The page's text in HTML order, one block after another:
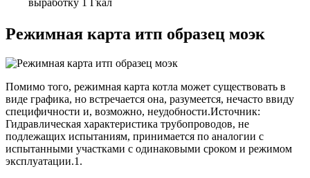
выработку 1 Гкал
Режимная карта итп образец моэк
Помимо того, режимная карта котла может существовать в
виде графика, но встречается она, разумеется, нечасто ввиду
специфичности и, возможно, неудобности.Источник:
Гидравлическая характеристика трубопроводов, не
подлежащих испытаниям, принимается по аналогии с
испытанными участками с одинаковыми сроком и режимом
эксплуатации.1.